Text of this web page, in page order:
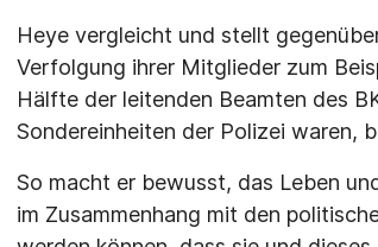
Heye vergleicht und stellt
Verfolgung ihrer Mitglieder zum
Hälfte der leitenden Beamten des
Sondereinheiten der Polizei waren,
So macht er bewusst, das Leben
im Zusammenhang mit den